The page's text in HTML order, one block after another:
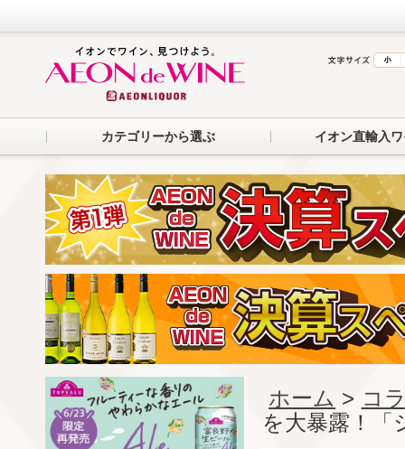
カテゴリーから選ぶ イオン直輸入
ホーム > コ
を大暴露！「